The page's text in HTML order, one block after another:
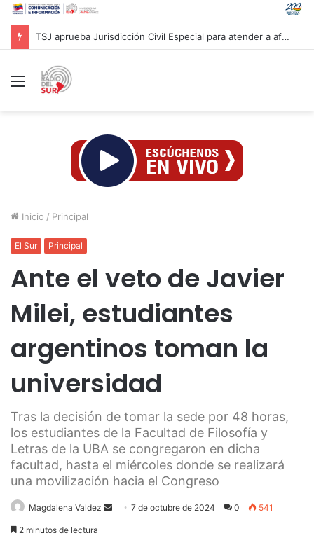
TSJ aprueba Jurisdicción Civil Especial para atender a afectados por sismos en Venezuela
Menú
Inicio / Principal
El Sur Principal
Ante el veto de Javier
Milei, estudiantes
argentinos toman la
universidad
Tras la decisión de tomar la sede por 48 horas,
los estudiantes de la Facultad de Filosofía y
Letras de la UBA se congregaron en dicha
facultad, hasta el miércoles donde se realizará
una movilización hacia el Congreso
Magdalena Valdez
Send7 de octubre de 2024 0 541
2 minutos de lectura